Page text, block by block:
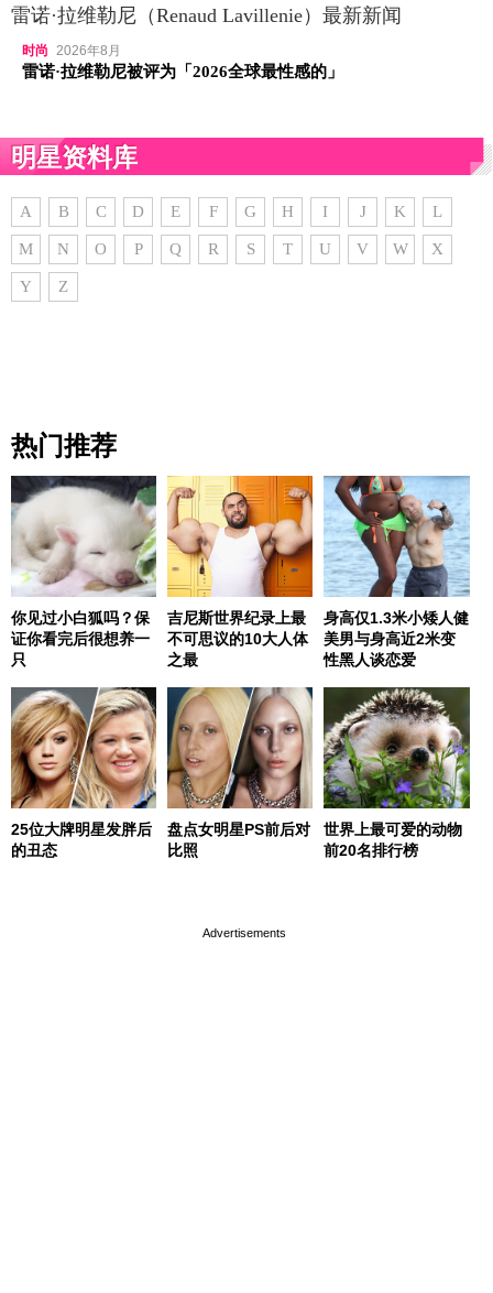
雷诺·拉维勒尼（Renaud Lavillenie）最新新闻
时尚 2026年8月
雷诺·拉维勒尼被评为「2026全球最性感的」
明星资料库
A B C D E F G H I J K L
M N O P Q R S T U V W X
Y Z
热门推荐
你见过小白狐吗？保
证你看完后很想养一
只
吉尼斯世界纪录上最
不可思议的10大人体
之最
身高仅1.3米小矮人健
美男与身高近2米变
性黑人谈恋爱
25位大牌明星发胖后
的丑态
盘点女明星PS前后对
比照
世界上最可爱的动物
前20名排行榜